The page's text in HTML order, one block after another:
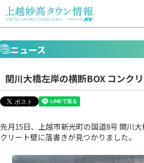
ニュース
関川大橋左岸の横断BOX コンク
先月15日、上越市新光町の国道8号 関川
クリート壁に落書きが見つかりました。